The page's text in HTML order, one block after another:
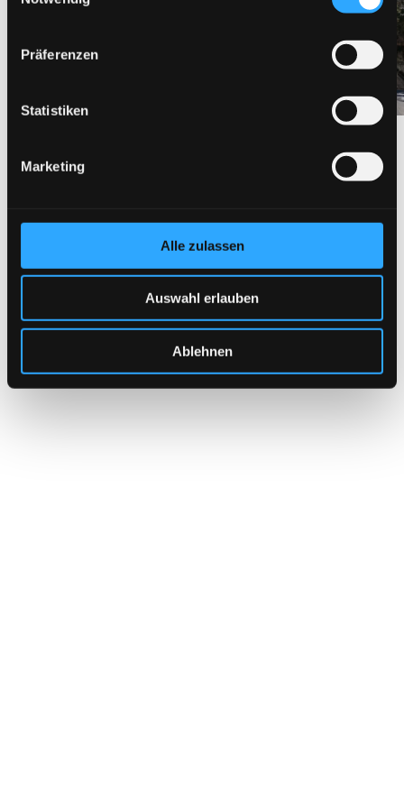
Präferenzen
Statistiken
Marketing
Alle zulassen
Auswahl erlauben
Ablehnen